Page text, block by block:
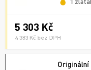
5 303 Kč
4 383 Kč bez DPH
Originální